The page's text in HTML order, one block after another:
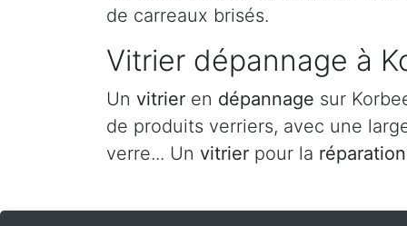
de carreaux brisés.
Vitrier dépannage à
Un vitrier en dépannage sur
de produits verriers, avec une
verre... Un vitrier pour la réparation